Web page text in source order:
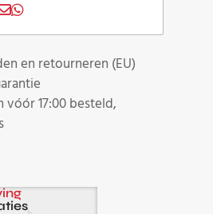
en retourneren (EU)
vóór 17:00 besteld,